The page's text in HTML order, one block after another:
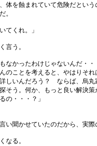
体を蝕まれていて危険だという
。
てくれ。」
言う。
なかったわけじゃないんだ・・
ことを考えると、やはりそれ
しいんだろう？ ならば、烏丸
う。何か、もっと良い解決策
の・・・？」
い聞かせていたのだから、実際
なる。